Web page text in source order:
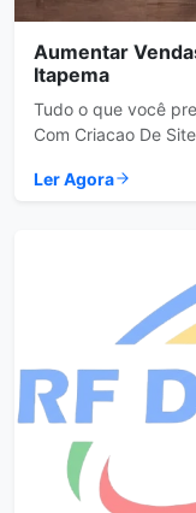
Aumentar
Itapema
Tudo o que você
Com Criacao De
Ler Agora